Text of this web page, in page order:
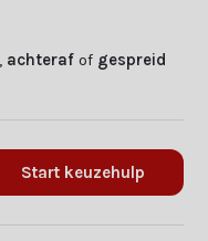
achteraf of gespreid
Start keuzehulp